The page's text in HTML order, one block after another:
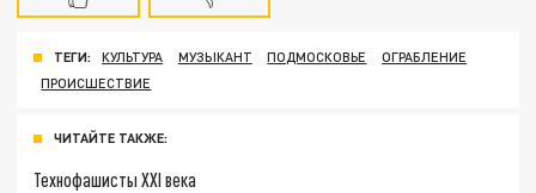
ТЕГИ: КУЛЬТУРА МУЗЫКАНТ ПОДМОСКОВЬЕ
ОГРАБЛЕНИЕ
ПРОИСШЕСТВИЕ
ЧИТАЙТЕ ТАКЖЕ:
Технофашисты XXI века